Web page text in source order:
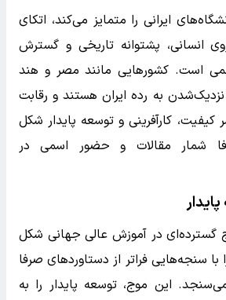
ایرانی را متمایز می‌کند، اتکای
انسانی، پشتوانه تاریخی و گسترش
است. کشورهایی مانند مصر و هند
به رده ایران هستند و رقابت
کارآفرینی و توسعه پایدار شکل
شمار مقالات و حضور اسمی در
گسترده‌ای در آموزش عالی جهانی شکل
با سنجه‌هایی فراتر از دستاوردهای صرفا
این موج، توسعه پایدار را به